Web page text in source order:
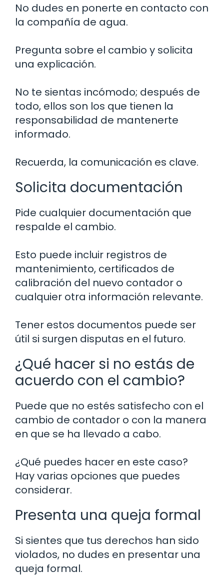
No dudes en ponerte en contacto con
la compañía de agua.
Pregunta sobre el cambio y solicita
una explicación.
No te sientas incómodo; después de
todo, ellos son los que tienen la
responsabilidad de mantenerte
informado.
Recuerda, la comunicación es clave.
Solicita documentación
Pide cualquier documentación que
respalde el cambio.
Esto puede incluir registros de
mantenimiento, certificados de
calibración del nuevo contador o
cualquier otra información relevante.
Tener estos documentos puede ser
útil si surgen disputas en el futuro.
¿Qué hacer si no estás de
acuerdo con el cambio?
Puede que no estés satisfecho con el
cambio de contador o con la manera
en que se ha llevado a cabo.
¿Qué puedes hacer en este caso?
Hay varias opciones que puedes
considerar.
Presenta una queja formal
Si sientes que tus derechos han sido
violados, no dudes en presentar una
queja formal.